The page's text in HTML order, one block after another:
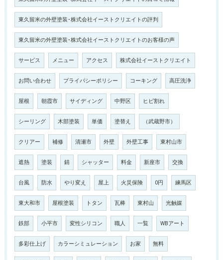
東久留米の外壁塗装･株式会社イーストクリエイトの評判
東久留米の外壁塗装･株式会社イーストクリエイトのお客様の声
サービス メニュー アクセス 株式会社イーストクリエイト
お問い合わせ プライバシーポリシー コーキング 高圧洗浄
屋根 朝霞市 サイディング 中野区 ヒビ割れ
シーリング 木部塗装 単価 塗替え （武蔵野市）
クリアー 補修 清瀬市 外壁 外壁工事 東村山市
遮熱 塗装 錆 シャッター 料金 新座市 交換
台風 防水 やり変え 屋上 火災保険 0円 練馬区
東大和市 屋根塗装 トタン 瓦棒 東村山 光触媒
鉄部 小平市 変性シリコン 職人 一覧 WBアート
多彩仕上げ カラーシミュレーション お家 無料